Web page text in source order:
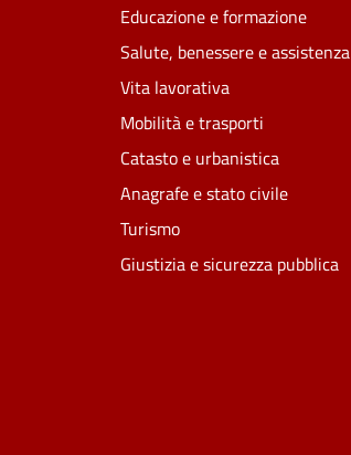
Educazione e formazione
Salute, benessere e assistenza
Vita lavorativa
Mobilità e trasporti
Catasto e urbanistica
Anagrafe e stato civile
Turismo
Giustizia e sicurezza pubblica